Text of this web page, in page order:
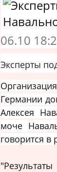
06.10
Эксперты
Германии
Алексея
моче
говорится в